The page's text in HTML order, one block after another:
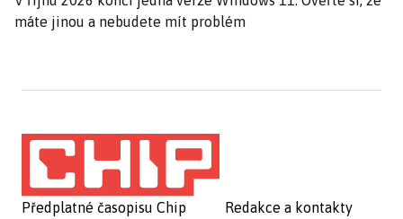
máte jinou a nebudete mít problém
Předplatné časopisu Chip
Redakce a kontakty